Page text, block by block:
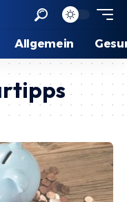
Allgemein